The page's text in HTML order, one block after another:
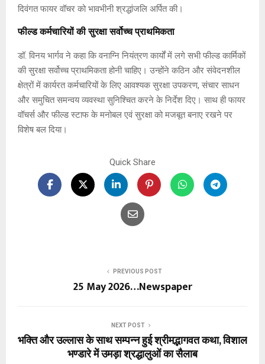
दिवंगत फायर वॉचर को भावभीनी श्रद्धांजलि अर्पित की।
फील्ड कर्मचारियों की सुरक्षा सर्वोच्च प्राथमिकता
डॉ. विनय भार्गव ने कहा कि वनाग्नि नियंत्रण कार्यों में लगे सभी फील्ड कार्मिकों
की सुरक्षा सर्वोच्च प्राथमिकता होनी चाहिए। उन्होंने कठिन और संवेदनशील
क्षेत्रों में कार्यरत कर्मचारियों के लिए आवश्यक सुरक्षा उपकरण, संचार साधन
और समुचित समन्वय व्यवस्था सुनिश्चित करने के निर्देश दिए। साथ ही फायर
वॉचर्स और फील्ड स्टाफ के मनोबल एवं सुरक्षा को मजबूत बनाए रखने पर
विशेष बल दिया।
Quick Share
PREVIOUS POST
25 May 2026…Newspaper
NEXT POST
भक्ति और उल्लास के साथ सम्पन्न हुई श्रीमद्भागवत कथा, विशाल
भण्डारे में उमड़ा श्रद्धालुओं का सैलाब